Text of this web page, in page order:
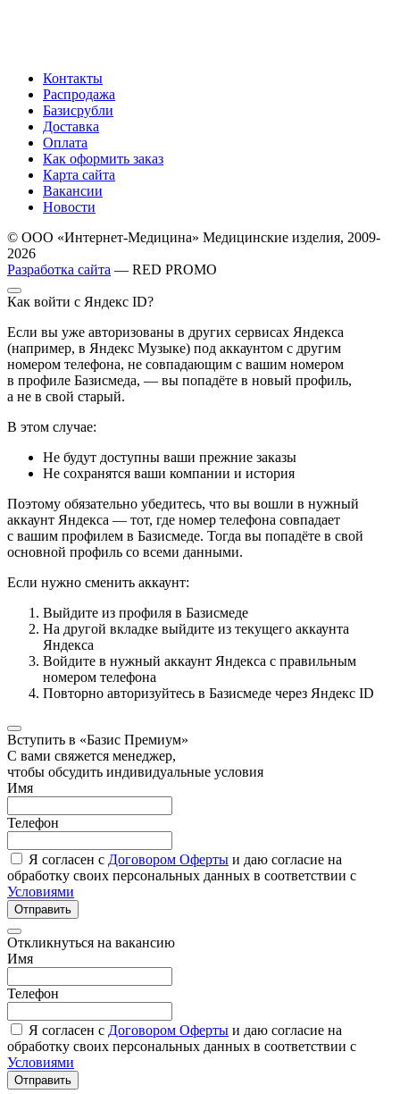
Контакты
Распродажа
Базисрубли
Доставка
Оплата
Как оформить заказ
Карта сайта
Вакансии
Новости
© ООО «Интернет-Медицина» Медицинские изделия, 2009-
2026
Разработка сайта — RED PROMO
Как войти с Яндекс ID?
Если вы уже авторизованы в других сервисах Яндекса
(например, в Яндекс Музыке) под аккаунтом с другим
номером телефона, не совпадающим с вашим номером
в профиле Базисмеда, — вы попадёте в новый профиль,
а не в свой старый.
В этом случае:
Не будут доступны ваши прежние заказы
Не сохранятся ваши компании и история
Поэтому обязательно убедитесь, что вы вошли в нужный
аккаунт Яндекса — тот, где номер телефона совпадает
с вашим профилем в Базисмеде. Тогда вы попадёте в свой
основной профиль со всеми данными.
Если нужно сменить аккаунт:
Выйдите из профиля в Базисмеде
На другой вкладке выйдите из текущего аккаунта
Яндекса
Войдите в нужный аккаунт Яндекса с правильным
номером телефона
Повторно авторизуйтесь в Базисмеде через Яндекс ID
Вступить в «Базис Премиум»
С вами свяжется менеджер,
чтобы обсудить индивидуальные условия
Имя
Телефон
Я согласен с Договором Оферты и даю согласие на
обработку своих персональных данных в соответствии с
Условиями
Отправить
Откликнуться на вакансию
Имя
Телефон
Я согласен с Договором Оферты и даю согласие на
обработку своих персональных данных в соответствии с
Условиями
Отправить